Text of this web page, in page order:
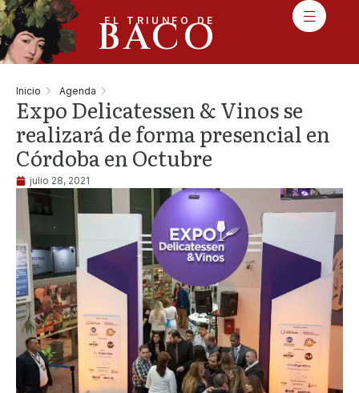
EL TRIUNFO DE
BACO
Inicio Agenda
Expo Delicatessen & Vinos se
realizará de forma presencial en
Córdoba en Octubre
julio 28, 2021